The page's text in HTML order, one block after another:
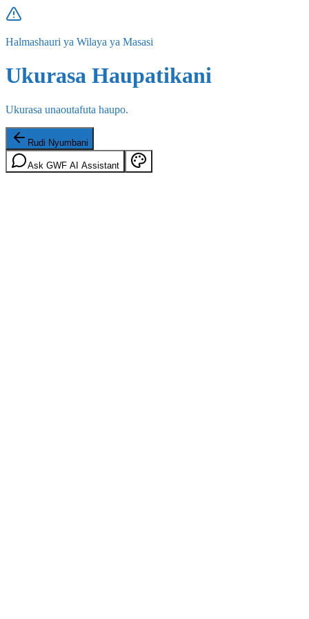
Halmashauri ya Wilaya ya Masasi
Ukurasa Haupatikani
Ukurasa unaoutafuta haupo.
Rudi Nyumbani
Ask GWF AI Assistant